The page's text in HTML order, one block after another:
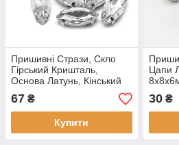
Пришивні Стрази, Скло
Гірський Кришталь,
Основа Латунь, Кінський
Розмір: 15x7x5мм, (10 шт.)
67 ₴
Купити
Цапи
30₴